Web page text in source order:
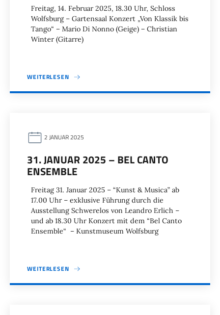
Freitag, 14. Februar 2025, 18.30 Uhr, Schloss
Wolfsburg – Gartensaal Konzert „Von Klassik bis
Tango“ – Mario Di Nonno (Geige) – Christian
Winter (Gitarre)
WEITERLESEN
2 JANUAR 2025
31. JANUAR 2025 – BEL CANTO
ENSEMBLE
Freitag 31. Januar 2025 – “Kunst & Musica” ab
17.00 Uhr – exklusive Führung durch die
Ausstellung Schwerelos von Leandro Erlich –
und ab 18.30 Uhr Konzert mit dem “Bel Canto
Ensemble“ – Kunstmuseum Wolfsburg
WEITERLESEN